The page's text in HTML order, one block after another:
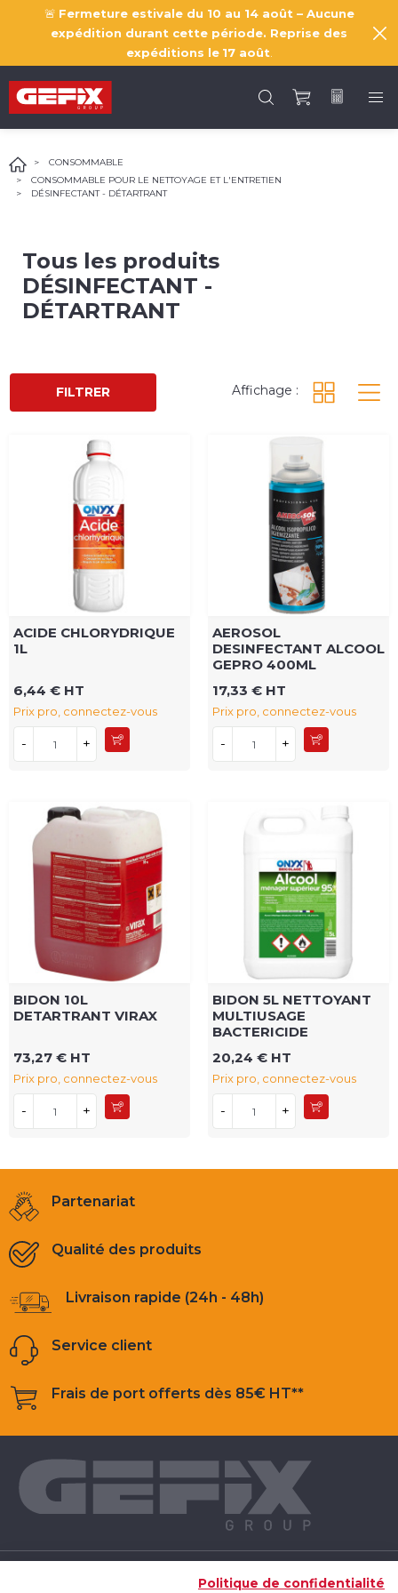
🚨 Fermeture estivale du 10 au 14 août – Aucune
expédition durant cette période. Reprise des
expéditions le 17 août
CONSOMMABLE
CONSOMMABLE POUR LE NETTOYAGE ET L'ENTRETIEN
DÉSINFECTANT - DÉTARTRANT
Tous les produits
DÉSINFECTANT -
DÉTARTRANT
FILTRER Affichage :
ACIDE CHLORYDRIQUE
1L
6,44 € HT
Prix pro, connectez-vous
- +
AEROSOL
DESINFECTANT ALCOOL
GEPRO 400ML
17,33 € HT
Prix pro, connectez-vous
- +
BIDON 10L
DETARTRANT VIRAX
73,27 € HT
Prix pro, connectez-vous
- +
BIDON 5L NETTOYANT
MULTIUSAGE
BACTERICIDE
20,24 € HT
Prix pro, connectez-vous
- +
Partenariat
Qualité des produits
Livraison rapide (24h - 48h)
Service client
Frais de port offerts dès 85€ HT**
Politique de confidentialité